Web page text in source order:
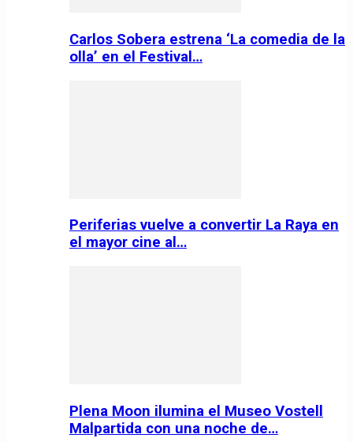
Carlos Sobera estrena ‘La comedia de la
olla’ en el Festival…
Periferias vuelve a convertir La Raya en
el mayor cine al…
Plena Moon ilumina el Museo Vostell
Malpartida con una noche de…